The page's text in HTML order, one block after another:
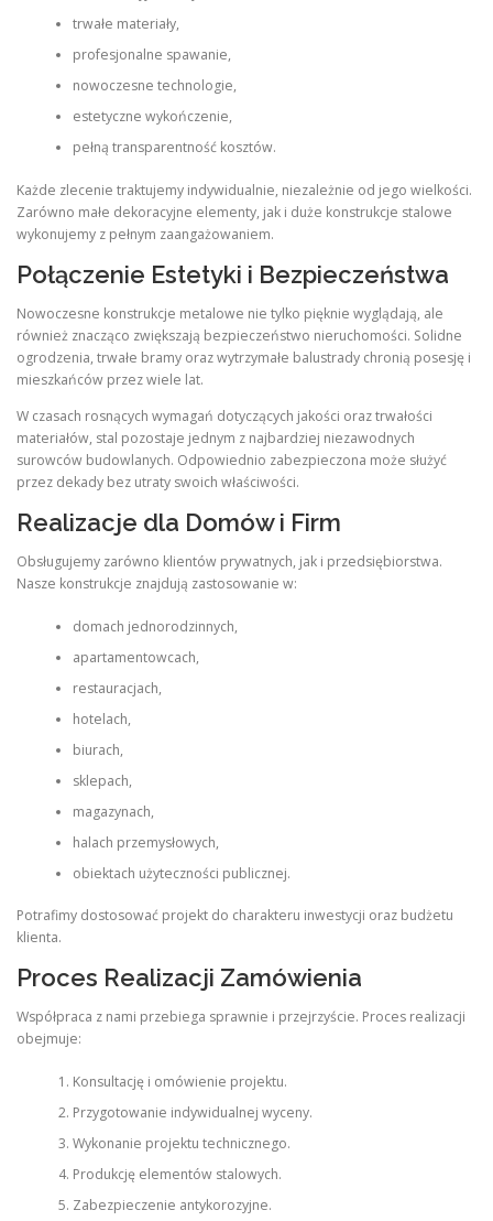
trwałe materiały,
profesjonalne spawanie,
nowoczesne technologie,
estetyczne wykończenie,
pełną transparentność kosztów.
Każde zlecenie traktujemy indywidualnie, niezależnie od jego wielkości.
Zarówno małe dekoracyjne elementy, jak i duże konstrukcje stalowe
wykonujemy z pełnym zaangażowaniem.
Połączenie Estetyki i Bezpieczeństwa
Nowoczesne konstrukcje metalowe nie tylko pięknie wyglądają, ale
również znacząco zwiększają bezpieczeństwo nieruchomości. Solidne
ogrodzenia, trwałe bramy oraz wytrzymałe balustrady chronią posesję i
mieszkańców przez wiele lat.
W czasach rosnących wymagań dotyczących jakości oraz trwałości
materiałów, stal pozostaje jednym z najbardziej niezawodnych
surowców budowlanych. Odpowiednio zabezpieczona może służyć
przez dekady bez utraty swoich właściwości.
Realizacje dla Domów i Firm
Obsługujemy zarówno klientów prywatnych, jak i przedsiębiorstwa.
Nasze konstrukcje znajdują zastosowanie w:
domach jednorodzinnych,
apartamentowcach,
restauracjach,
hotelach,
biurach,
sklepach,
magazynach,
halach przemysłowych,
obiektach użyteczności publicznej.
Potrafimy dostosować projekt do charakteru inwestycji oraz budżetu
klienta.
Proces Realizacji Zamówienia
Współpraca z nami przebiega sprawnie i przejrzyście. Proces realizacji
obejmuje:
Konsultację i omówienie projektu.
Przygotowanie indywidualnej wyceny.
Wykonanie projektu technicznego.
Produkcję elementów stalowych.
Zabezpieczenie antykorozyjne.